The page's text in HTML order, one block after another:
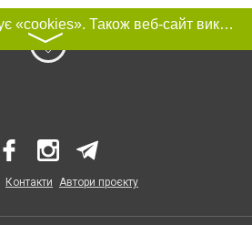
Цей сайт використовує «cookies». Також веб-сайт використовує інтернет-сервіс для збору технічних даних стосовно відвідувачів з метою отримання маркетингової та статистичної інформації. Умови обробки даних відвідувачів сайту див.
〉
Контакти Автори проєкту